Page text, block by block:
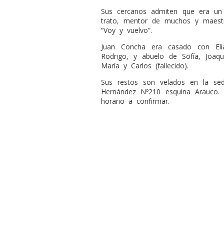
Sus cercanos admiten que era
trato, mentor de muchos y
“Voy y vuelvo”.
Juan Concha era casado con
Rodrigo, y abuelo de Sofía,
María y Carlos (fallecido).
Sus restos son velados en la
Hernández Nº210 esquina
horario a confirmar.